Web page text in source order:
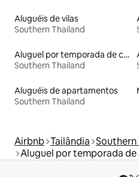
Aluguéis de vilas
Southern Thailand
Aluguel por temporada de casas-barco
Southern Thailand
Aluguéis de apartamentos
Southern Thailand
Airbnb Tailândia Southern
Aluguel por temporada